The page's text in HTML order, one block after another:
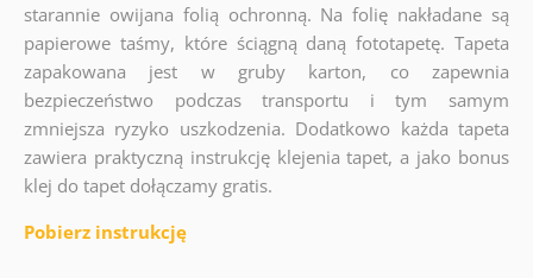
starannie owijana folią ochronną. Na folię nakładane są
papierowe taśmy, które ściągną daną fototapetę. Tapeta
zapakowana jest w gruby karton, co zapewnia
bezpieczeństwo podczas transportu i tym samym
zmniejsza ryzyko uszkodzenia. Dodatkowo każda tapeta
zawiera praktyczną instrukcję klejenia tapet, a jako bonus
klej do tapet dołączamy gratis.
Pobierz instrukcję